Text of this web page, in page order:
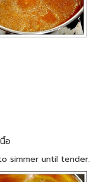
อ
simmer until tender.